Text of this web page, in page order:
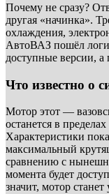
Почему не сразу?
другая «начинка».
охлаждения,
АвтоВАЗ пошёл
доступные версии,
Что известно о
Мотор этот —
останется в
Характеристики
максимальный
сравнению с
момента будет
значит, мотор